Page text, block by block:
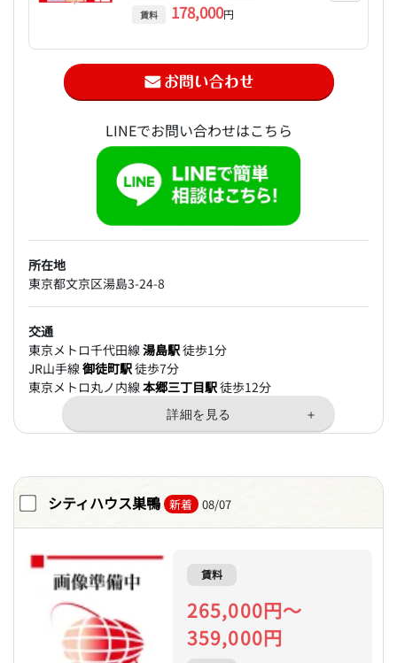
賃料 178,000円
LINEでお問い合わせはこちら
所在地
東京都文京区湯島3-24-8
交通
東京メトロ千代田線湯島駅徒歩1分
JR山手線御徒町駅徒歩7分
東京メトロ丸ノ内線本郷三丁目駅徒歩12分
シティハウス巣鴨 新着 08/07
賃料
265,000円～
359,000円